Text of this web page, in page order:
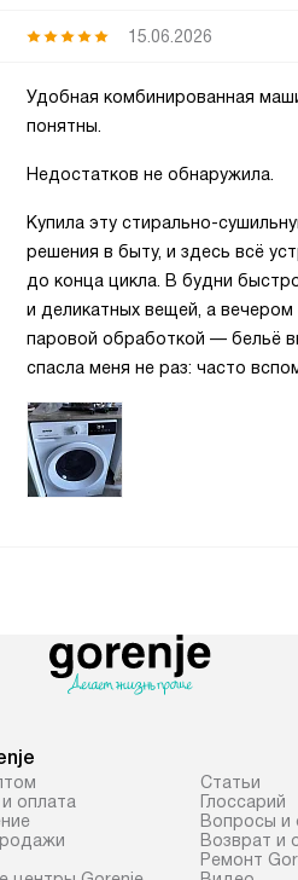
15.06.2026
Удобная комбинированная
понятны.
Недостатков не обнаружила.
Купила эту стирально-
решения в быту, и здесь всё
до конца цикла. В будни
и деликатных вещей, а
паровой обработкой — бельё
спасла меня не раз: часто
оплата
Cтатьи
Глоссарий
Вопросы и
Возврат и
Ремонт